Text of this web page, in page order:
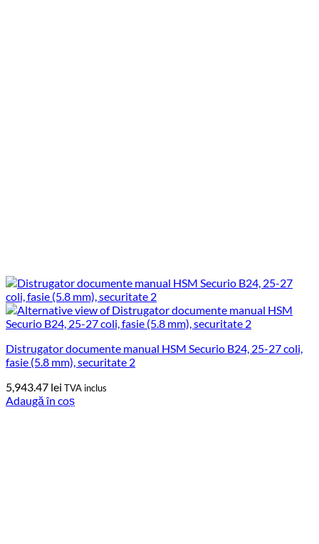
Distrugator documente manual HSM Securio B24, 25-27 coli,
fasie (5.8 mm), securitate 2
5,943.47 lei TVA inclus
Adaugă în coș